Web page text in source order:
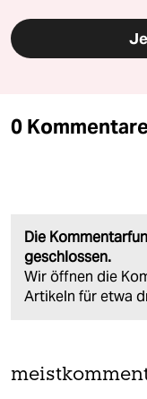
0 Kommentare
Die
geschlossen.
Wir öffnen die
Artikeln für etwa